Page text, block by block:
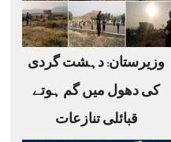
وزیرستان: دہشت گردی
کی دھول میں گم ہوتے
قبائلی تنازعات